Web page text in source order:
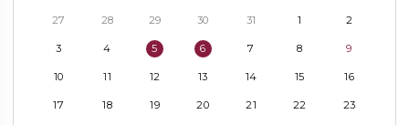
27 28 29 30 31 1 2
3 4 5 6 7 8 9
10 11 12 13 14 15 16
17 18 19 20 21 22 23